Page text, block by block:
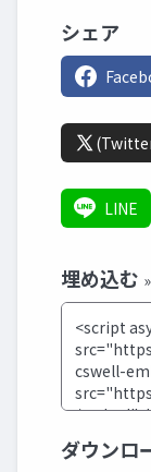
シェア
LINE
埋め込む
ダウンロ